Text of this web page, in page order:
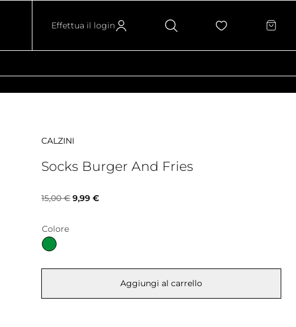
Effettua il login
CALZINI
Socks Burger And Fries
15,00€ Il
era:
9,99€Il
è:
Colore
Aggiungi al carrello